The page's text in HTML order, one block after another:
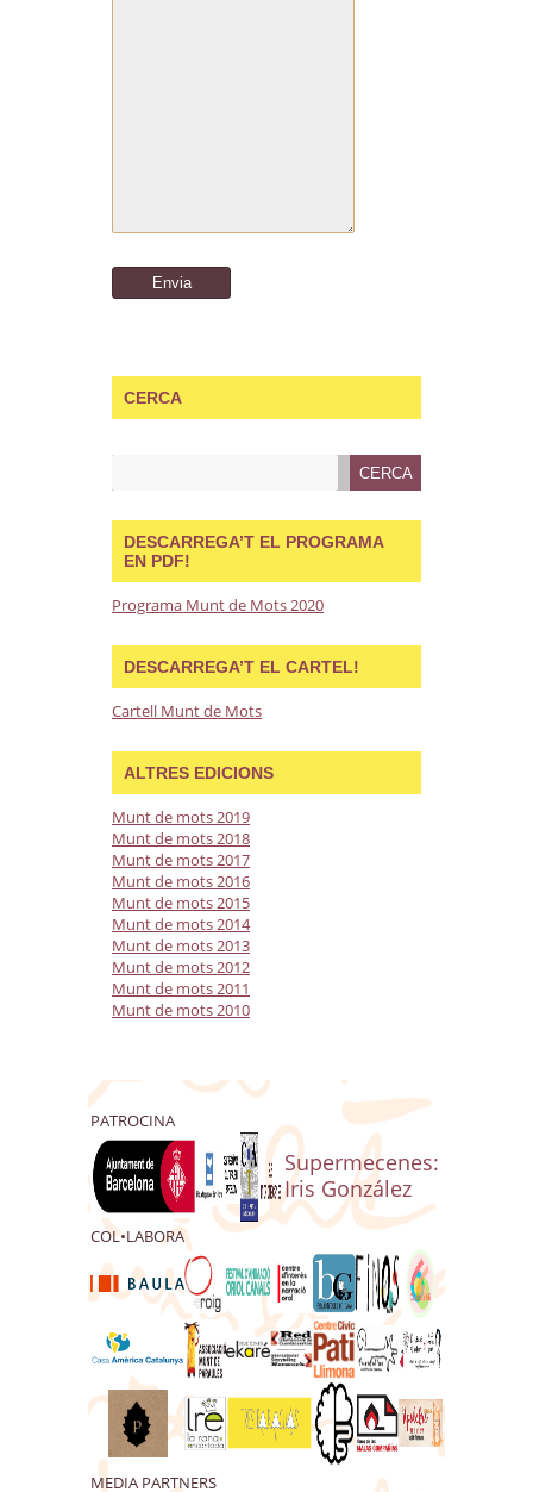
CERCA
DESCARREGA’T EL PROGRAMA
EN PDF!
Programa Munt de Mots 2020
DESCARREGA’T EL CARTEL!
Cartell Munt de Mots
ALTRES EDICIONS
Munt de mots 2019
Munt de mots 2018
Munt de mots 2017
Munt de mots 2016
Munt de mots 2015
Munt de mots 2014
Munt de mots 2013
Munt de mots 2012
Munt de mots 2011
Munt de mots 2010
PATROCINA
Supermecenes:
Iris González
COL•LABORA
MEDIA PARTNERS